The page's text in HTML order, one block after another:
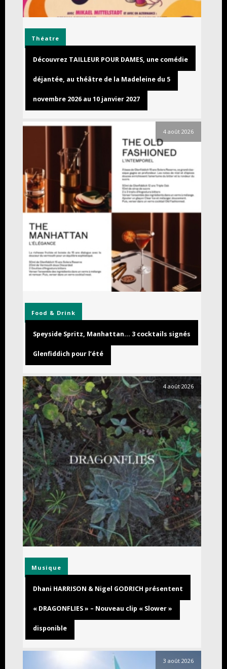
Théatre
Découvrez TAILLEUR POUR DAMES, une comédie
déjantée, au théâtre de la Madeleine du 5
novembre 2026 au 10 janvier 2027
4 août 2026
Food & Drink
Speyside Spritz, Manhattan… 3 cocktails signés
Glenfiddich pour l’été
4 août 2026
Musique
Dhani HARRISON & Nigel GODRICH présentent
« DRAGONFLIES » – Nouveau clip « Slower »
disponible
3 août 2026